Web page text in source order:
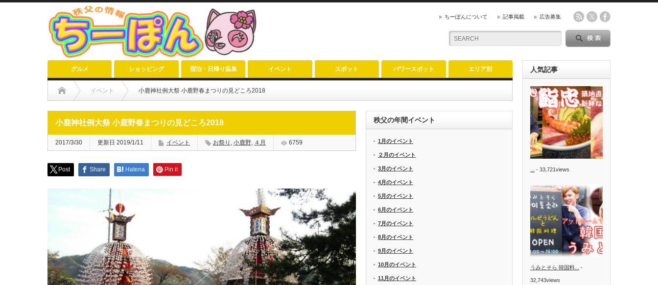
ちーぽんについて 記事掲載 広告募集
グルメ ショッピング 宿泊・日帰り温泉 イベント スポット パワースポット エリア別
イベント 小鹿神社例大祭 小鹿野春まつりの見どころ2018
小鹿神社例大祭 小鹿野春まつりの見どころ2018
2017/3/30 更新日 2019/1/11 イベント お祭り , 小鹿野, ４月 6759
Post Share Hatena Pin it
秩父の年間イベント
1月のイベント
２月のイベント
3月のイベント
4月のイベント
5月のイベント
6月のイベント
7月のイベント
8月のイベント
9月のイベント
10月のイベント
11月のイベント
人気記事
- 33,721views
うみとそら 韓国料... -
32,743views